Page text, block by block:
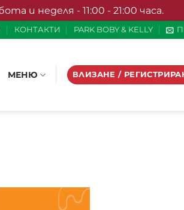
и неделя - 11:00 - 21:00 часа.
КОНТАКТИ PARK BOBY & KELLY
МЕНЮ ВЛИЗАНЕ /